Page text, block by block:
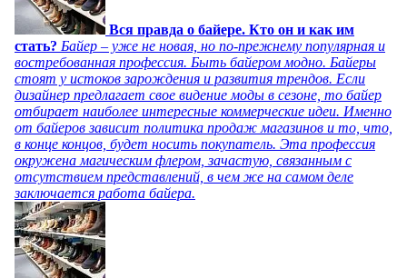
Вся правда о байере. Кто он и как им
стать? Байер – уже не новая, но по-прежнему популярная и
востребованная профессия. Быть байером модно. Байеры
стоят у истоков зарождения и развития трендов. Если
дизайнер предлагает свое видение моды в сезоне, то байер
отбирает наиболее интересные коммерческие идеи. Именно
от байеров зависит политика продаж магазинов и то, что,
в конце концов, будет носить покупатель. Эта профессия
окружена магическим флером, зачастую, связанным с
отсутствием представлений, в чем же на самом деле
заключается работа байера.